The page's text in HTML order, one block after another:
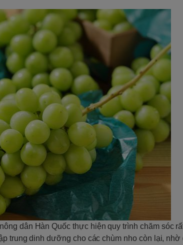
dân Hàn Quốc thực hiện quy trình chăm sóc
trung dinh dưỡng cho các chùm nho còn lại, nhờ